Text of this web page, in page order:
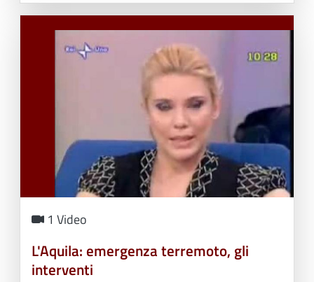
1 Video
L'Aquila: emergenza terremoto, gli
interventi